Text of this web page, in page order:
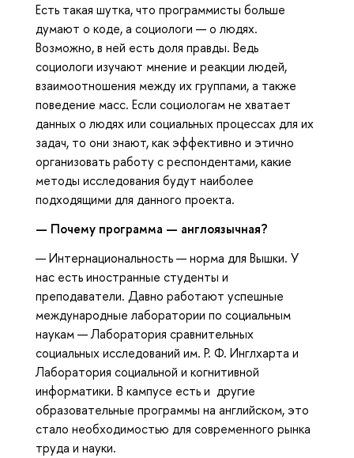
Есть такая шутка, что программисты больше
думают о коде, а социологи — о людях.
Возможно, в ней есть доля правды. Ведь
социологи изучают мнение и реакции людей,
взаимоотношения между их группами, а также
поведение масс. Если социологам не хватает
данных о людях или социальных процессах для их
задач, то они знают, как эффективно и этично
организовать работу с респондентами, какие
методы исследования будут наиболее
подходящими для данного проекта.
— Почему программа — англоязычная?
— Интернациональность — норма для Вышки. У
нас есть иностранные студенты и
преподаватели. Давно работают успешные
международные лаборатории по социальным
наукам — Лаборатория сравнительных
социальных исследований им. Р. Ф. Инглхарта и
Лаборатория социальной и когнитивной
информатики. В кампусе есть и другие
образовательные программы на английском, это
стало необходимостью для современного рынка
труда и науки.